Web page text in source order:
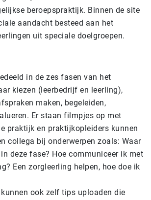
beroepspraktijk. Binnen de site
aandacht besteed aan het
uit speciale doelgroepen.
in de zes fasen van het
kiezen (leerbedrijf en leerling),
maken, begeleiden,
Er staan filmpjes op met
praktijk en praktijkopleiders kunnen
collega bij onderwerpen zoals: Waar
deze fase? Hoe communiceer ik met
Een zorgleerling helpen, hoe doe ik
ook zelf tips uploaden die